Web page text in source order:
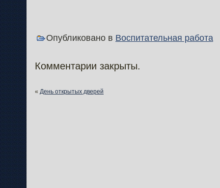
Опубликовано в Воспитательная работа
Комментарии закрыты.
« День открытых дверей